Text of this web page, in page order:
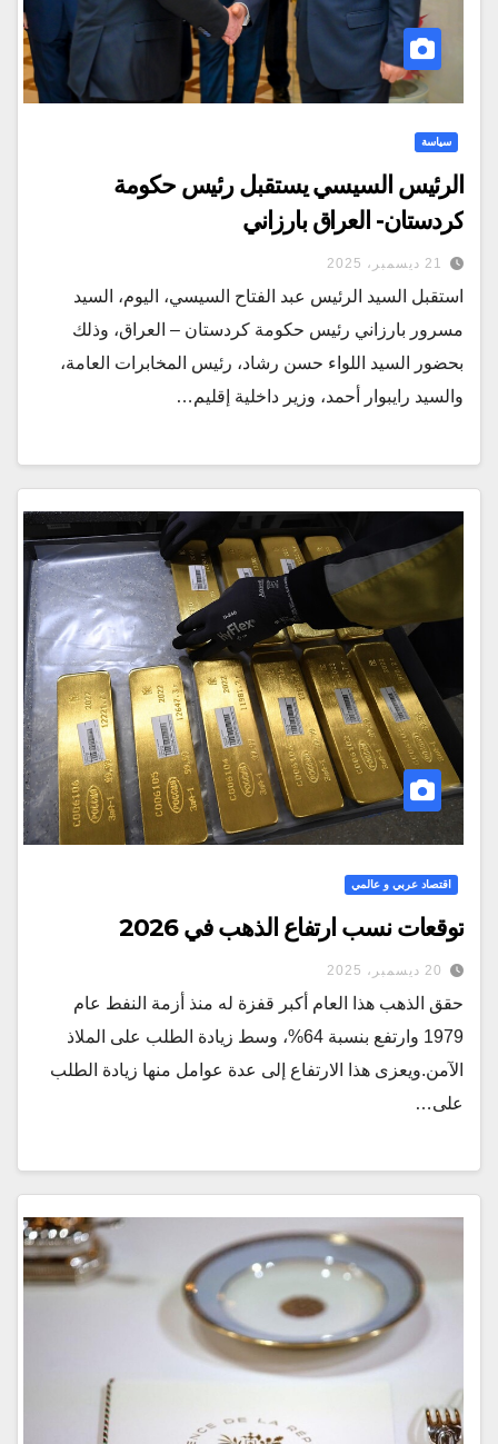
سياسة
الرئيس السيسي يستقبل رئيس حكومة
كردستان- العراق بارزاني
21 ديسمبر، 2025
استقبل السيد الرئيس عبد الفتاح السيسي، اليوم، السيد
مسرور بارزاني رئيس حكومة كردستان – العراق، وذلك
بحضور السيد اللواء حسن رشاد، رئيس المخابرات العامة،
والسيد رايبوار أحمد، وزير داخلية إقليم…
اقتصاد عربي و عالمي
توقعات نسب ارتفاع الذهب في 2026
20 ديسمبر، 2025
حقق الذهب هذا العام أكبر قفزة له منذ أزمة النفط عام
1979 وارتفع بنسبة 64%، وسط زيادة الطلب على الملاذ
الآمن.ويعزى هذا الارتفاع إلى عدة عوامل منها زيادة الطلب
على…